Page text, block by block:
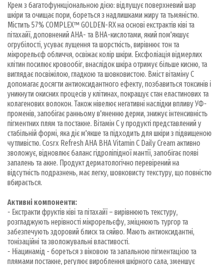
Крем з багатофункціональною дією: відлущує поверхневий шар
шкіри та очищає пори, бореться з надлишками жиру та тьмяністю.
Містить 57% COMPLEX™ GOLDEN-RX на основі екстрактів ківі та
пітахайї, доповнений AHA- та BHA-кислотами, який пом'якшує
огрубілості, усуває лущення та шорсткість, вирівнює тон та
мікрорельєф обличчя, освіжає колір шкіри. Ексфоліація відмерлих
клітин посилює кровообіг, внаслідок шкіра отримує більше кисню, та
виглядає посвіжілою, гладкою та шовковистою. Вміст вітаміну C
допомагає досягти антиоксидантного ефекту, позбавиться токсинів і
уникнути окисних процесів у клітинах, покращує стан еластинових та
колагенових волокон. Також нівелює негативні наслідки впливу УФ-
променів, запобігає ранньому в'яненню дерми, знижує інтенсивність
пігментних плям та постакне. Вітамін C у продукті представлений у
стабільній формі, яка діє м'якше та підходить для шкіри з підвищеною
чутливістю. Cosrx Refresh AHA BHA Vitamin C Daily Cream активно
зволожує, відновлює баланс гідроліпідної мантії, запобігає появі
запалень та акне. Продукт дерматологічно перевірений на
відсутність подразнень, має легку, шовковисту текстуру, що повністю
вбирається.
Активні компоненти:
- Екстракти фруктів ківі та пітахайї – вирівнюють текстуру,
розгладжують нерівності мікрорельєфу, зміцнюють тургор та
забезпечують здоровий блиск та сяйво. Мають антиоксидантні,
тонізаційні та зволожувальні властивості.
- Ніацинамід - бореться з віковою та запальною пігментацією та
плямами постакне, регулює вироблення шкірного сала, зменшує